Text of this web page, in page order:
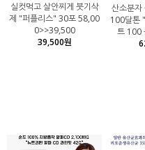
실컷먹고 살안찌게 붓기삭
제 "퍼플리스" 30포 58,00
0>>39,500
39,500원
산소분자
100달톤
트 100